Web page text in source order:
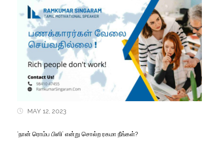
MAY 12, 2023
‘நான் ரொம்ப பிஸி’ என்று சொல்ற ரகமா நீங்கள்?